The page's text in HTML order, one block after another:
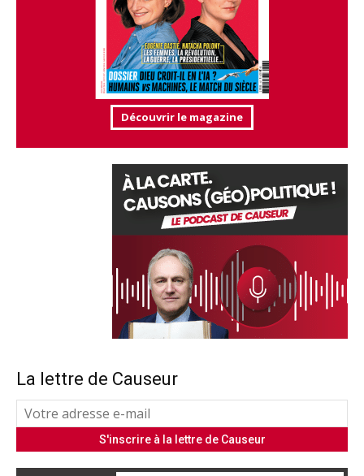
Découvrir le magazine
La lettre de Causeur